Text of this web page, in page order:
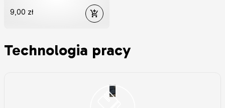
9,00 zł
Technologia pracy
()